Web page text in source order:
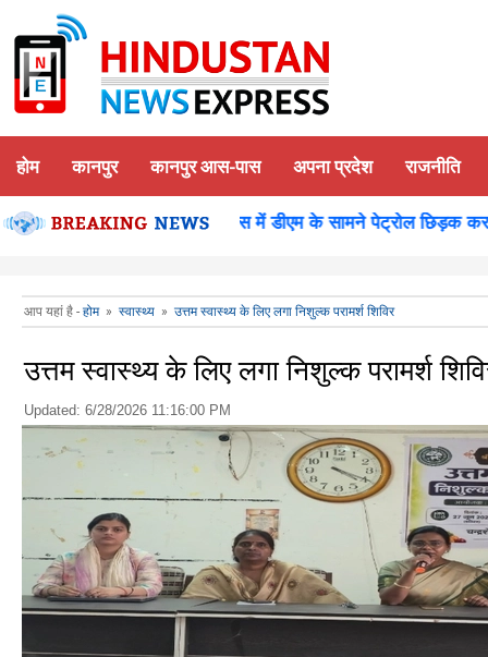
होम कानपुर कानपुर आस-पास अपना प्रदेश राजनीति
पूजन कानपुर-समाधान दिवस में डीएम के सामने पेट्रोल छिड़क कर
आप यहां है - होम» स्वास्थ्य » उत्तम स्वास्थ्य के लिए लगा निशुल्क परामर्श शिविर
उत्तम स्वास्थ्य के लिए लगा निशुल्क परामर्श
Updated: 6/28/2026 11:16:00 PM